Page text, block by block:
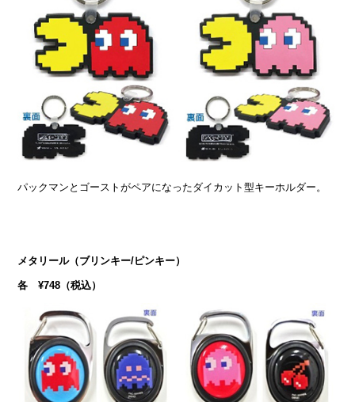
パックマンとゴーストがペアになったダイカット型キーホルダー。
メタリール（ブリンキー/ピンキー）
各 ¥748（税込）